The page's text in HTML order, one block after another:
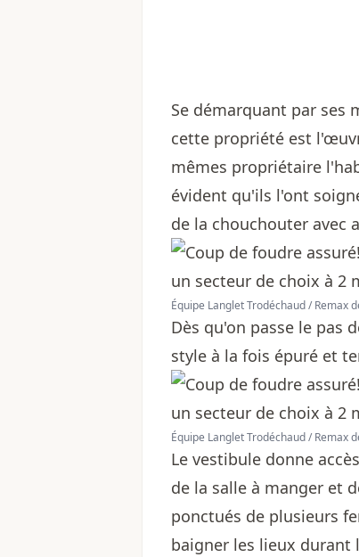
Se démarquant par ses
cette propriété est
mêmes propriétaire
évident qu'ils l'ont
de la chouchouter avec
Équipe Langlet Trodéchaud / Remax
Dès qu'on passe le pas
style à la fois épuré et
Équipe Langlet Trodéchaud / Remax
Le vestibule donne
de la salle à manger et
ponctués de plusieurs
baigner les lieux durant